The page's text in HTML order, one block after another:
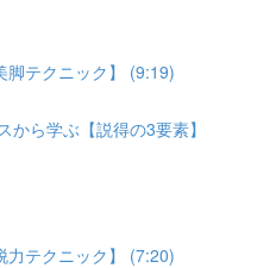
脚テクニック】 (9:19)
から学ぶ【説得の3要素】
力テクニック】 (7:20)